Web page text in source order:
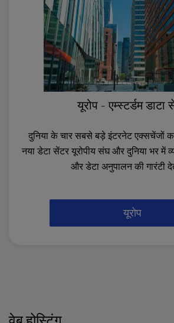
यूरोप - एम्स्टर्डम डाटा
दुनिया के चार सबसे बड़े इंटरनेट एक्सचेंजों का
नया डेटा सेंटर यूरोपीय संघ और दुनिया भर में
और डेटा अनुपालन की गारंटी
यूरोप